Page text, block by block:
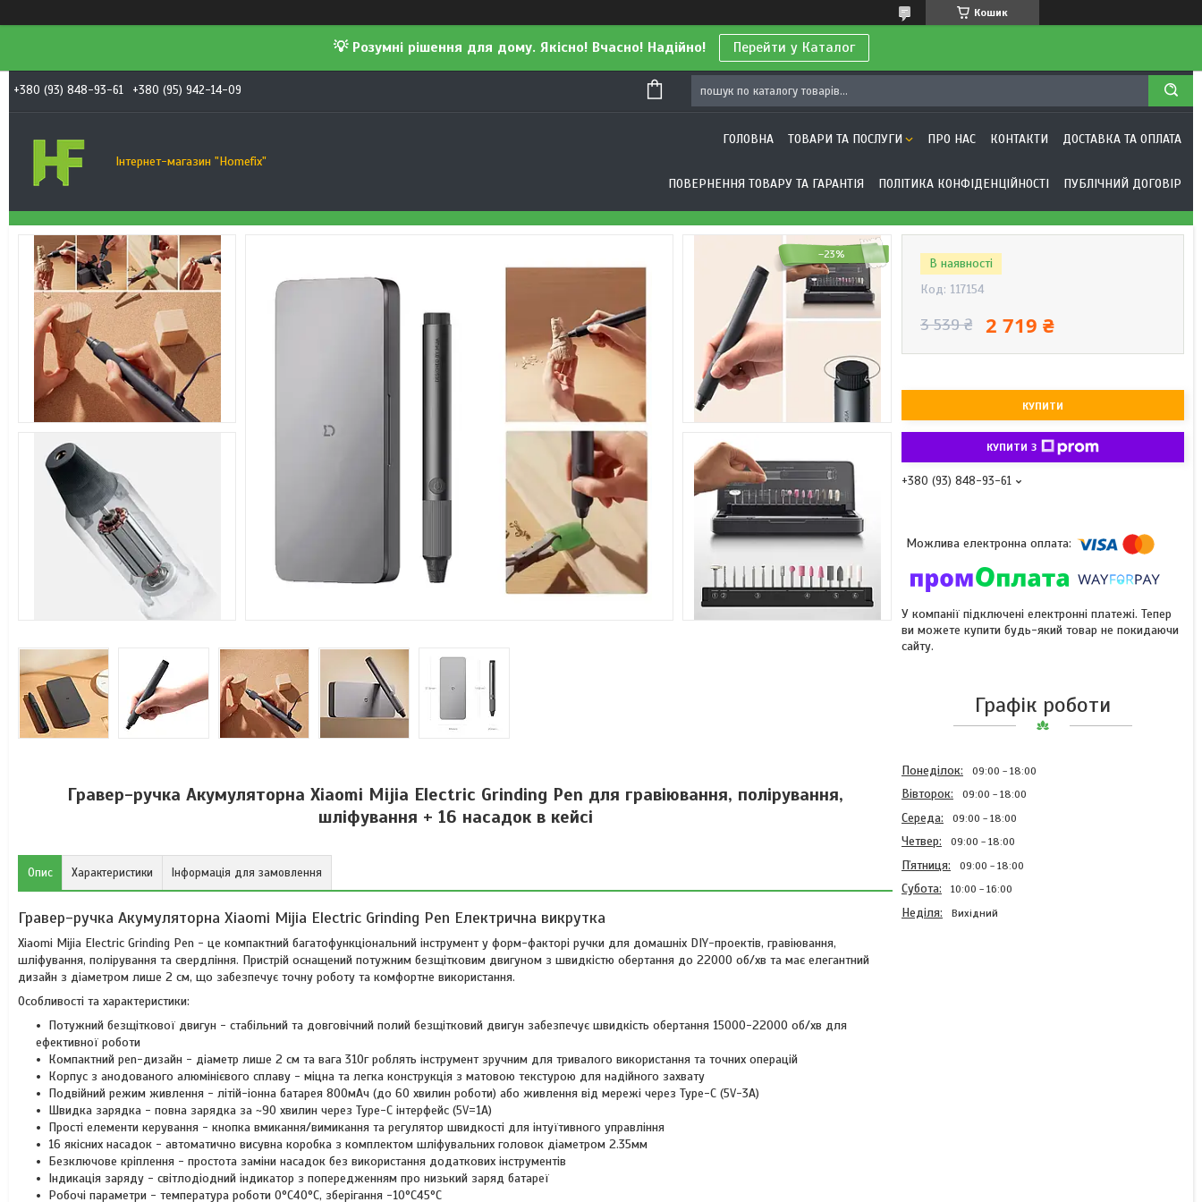
Кошик
💡 Розумні рішення для дому. Якісно! Вчасно! Надійно! Перейти у Каталог
+380 (93) 848-93-61 +380 (95) 942-14-09
Інтернет-магазин "Homefix"
ГОЛОВНА ТОВАРИ ТА ПОСЛУГИ ПРО НАС КОНТАКТИ ДОСТАВКА ТА ОПЛАТА
ПОВЕРНЕННЯ ТОВАРУ ТА ГАРАНТІЯ ПОЛІТИКА КОНФІДЕНЦІЙНОСТІ ПУБЛІЧНИЙ ДОГОВІР
–23%
Гравер-ручка Акумуляторна Xiaomi Mijia Electric Grinding Pen для гравіювання, полірування,
шліфування + 16 насадок в кейсі
Опис Характеристики Інформація для замовлення
Гравер-ручка Акумуляторна Xiaomi Mijia Electric Grinding Pen Електрична викрутка
Xiaomi Mijia Electric Grinding Pen - це компактний багатофункціональний інструмент у форм-факторі ручки для домашніх DIY-проектів, гравіювання,
шліфування, полірування та свердління. Пристрій оснащений потужним безщітковим двигуном з швидкістю обертання до 22000 об/хв та має елегантний
дизайн з діаметром лише 2 см, що забезпечує точну роботу та комфортне використання.
Особливості та характеристики:
Потужний безщіткової двигун - стабільний та довговічний полий безщітковий двигун забезпечує швидкість обертання 15000-22000 об/хв для
ефективної роботи
Компактний pen-дизайн - діаметр лише 2 см та вага 310г роблять інструмент зручним для тривалого використання та точних операцій
Корпус з анодованого алюмінієвого сплаву - міцна та легка конструкція з матовою текстурою для надійного захвату
Подвійний режим живлення - літій-іонна батарея 800мАч (до 60 хвилин роботи) або живлення від мережі через Type-C (5V-3A)
Швидка зарядка - повна зарядка за ~90 хвилин через Type-C інтерфейс (5V=1A)
Прості елементи керування - кнопка вмикання/вимикання та регулятор швидкості для інтуїтивного управління
16 якісних насадок - автоматично висувна коробка з комплектом шліфувальних головок діаметром 2.35мм
Безключове кріплення - простота заміни насадок без використання додаткових інструментів
Індикація заряду - світлодіодний індикатор з попередженням про низький заряд батареї
Робочі параметри - температура роботи 0°C40°C, зберігання -10°C45°C
В наявності
Код: 117154
3 539 ₴ 2 719 ₴
КУПИТИ
КУПИТИ З
+380 (93) 848-93-61
У компанії підключені електронні платежі. Тепер
ви можете купити будь-який товар не покидаючи
сайту.
Графік роботи
Понеділок 09:00 18:00
Вівторок 09:00 18:00
Середа 09:00 18:00
Четвер 09:00 18:00
Пʼятниця 09:00 18:00
Субота 10:00 16:00
Неділя Вихідний